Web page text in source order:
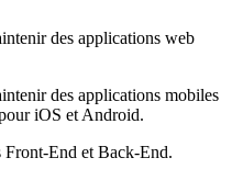
des applications web
des applications mobiles
iOS et Android.
Front-End et Back-End.